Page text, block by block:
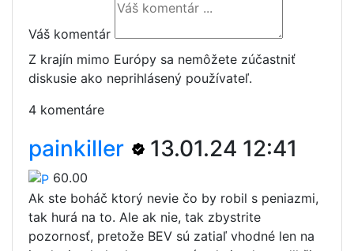
Váš komentár
Z krajín mimo Európy sa nemôžete zúčastniť
diskusie ako neprihlásený používateľ.
4 komentáre
painkiller 13.01.24 12:41
60.00
Ak ste boháč ktorý nevie čo by robil s peniazmi,
tak hurá na to. Ale ak nie, tak zbystrite
pozornosť, pretože BEV sú zatiaľ vhodné len na